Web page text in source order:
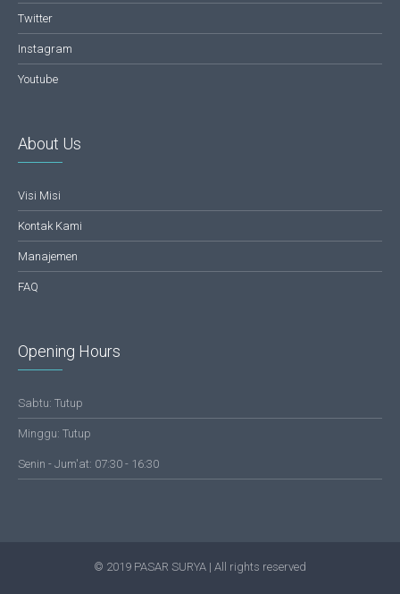
Twitter
Instagram
Youtube
About Us
Visi Misi
Kontak Kami
Manajemen
FAQ
Opening Hours
Sabtu: Tutup
Minggu: Tutup
Senin - Jum'at: 07:30 - 16:30
© 2019 PASAR SURYA | All rights reserved